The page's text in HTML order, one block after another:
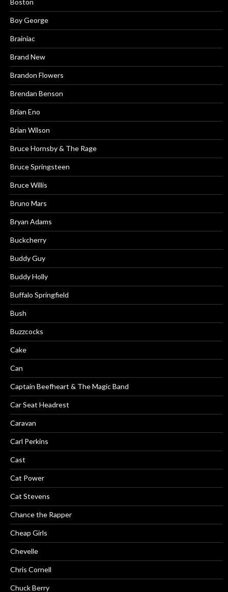
Boston
Boy George
Brainiac
Brand New
Brandon Flowers
Brendan Benson
Brian Eno
Brian Wilson
Bruce Hornsby & The Rage
Bruce Springsteen
Bruce Willis
Bruno Mars
Bryan Adams
Buckcherry
Buddy Guy
Buddy Holly
Buffalo Springfield
Bush
Buzzcocks
Cake
Can
Captain Beefheart & The Magic Band
Car Seat Headrest
Caravan
Carl Perkins
Cast
Cat Power
Cat Stevens
Chance the Rapper
Cheap Girls
Chevelle
Chris Cornell
Chuck Berry